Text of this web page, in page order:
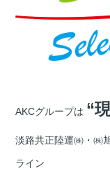
AKCグループは “
淡路共正陸運㈱・㈱
ライン